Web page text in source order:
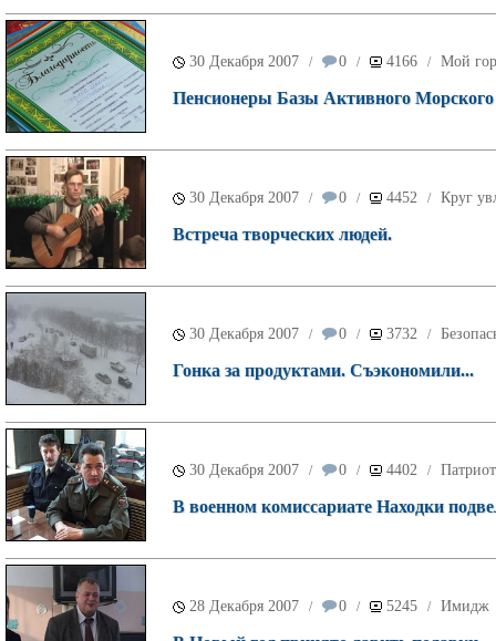
30 Декабря 2007 / 0 / 4166 / Мой
Пенсионеры Базы Активного
30 Декабря 2007 / 0 / 4452 / Круг
Встреча творческих людей.
30 Декабря 2007 / 0 / 3732 /
Гонка за продуктами. Съэкономили...
30 Декабря 2007 / 0 / 4402 / Патриот
В военном комиссариате Находки
28 Декабря 2007 / 0 / 5245 / Имидж